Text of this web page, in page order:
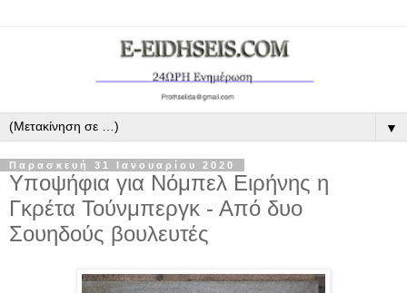
▼
Παρασκευή 31 Ιανουαρίου 2020
Υποψήφια για Νόμπελ Ειρήνης η
Γκρέτα Τούνμπεργκ - Από δυο
Σουηδούς βουλευτές